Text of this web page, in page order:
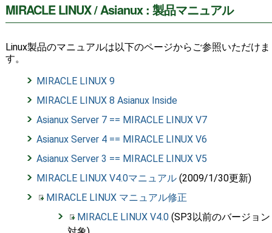
MIRACLE LINUX / Asianux : 製品マニュアル
Linux製品のマニュアルは以下のページからご参照いただけま
す。
MIRACLE LINUX 9
MIRACLE LINUX 8 Asianux Inside
Asianux Server 7 == MIRACLE LINUX V7
Asianux Server 4 == MIRACLE LINUX V6
Asianux Server 3 == MIRACLE LINUX V5
MIRACLE LINUX V4.0マニュアル (2009/1/30更新)
MIRACLE LINUX マニュアル修正
MIRACLE LINUX V4.0 (SP3以前のバージョン